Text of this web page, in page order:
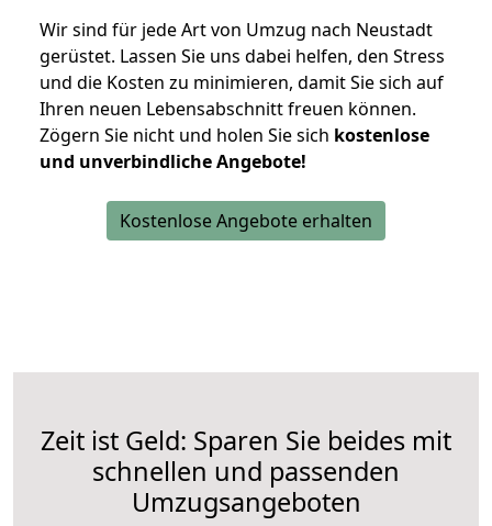
Wir sind für jede Art von Umzug nach Neustadt
gerüstet. Lassen Sie uns dabei helfen, den Stress
und die Kosten zu minimieren, damit Sie sich auf
Ihren neuen Lebensabschnitt freuen können.
Zögern Sie nicht und holen Sie sich kostenlose
und unverbindliche Angebote!
Kostenlose Angebote erhalten
Zeit ist Geld: Sparen Sie beides mit
schnellen und passenden
Umzugsangeboten